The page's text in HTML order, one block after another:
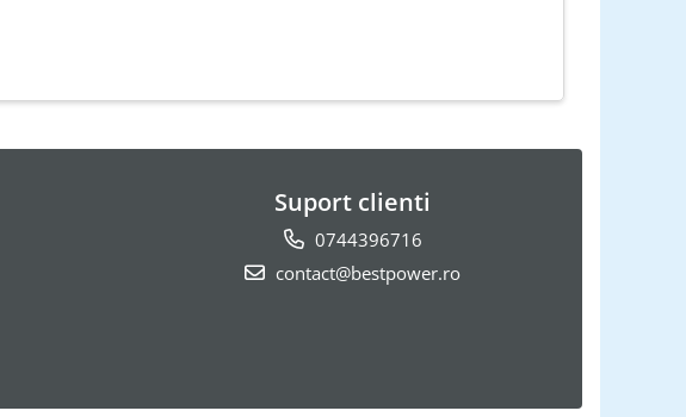
Suport clienti
0744396716
contact@bestpower.ro